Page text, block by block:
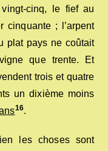
cinq, le fief au
cinquante ; l’arpent
plat pays ne coûtait
que trente. Et
trois et quatre
un dixième moins
16.
les choses sont